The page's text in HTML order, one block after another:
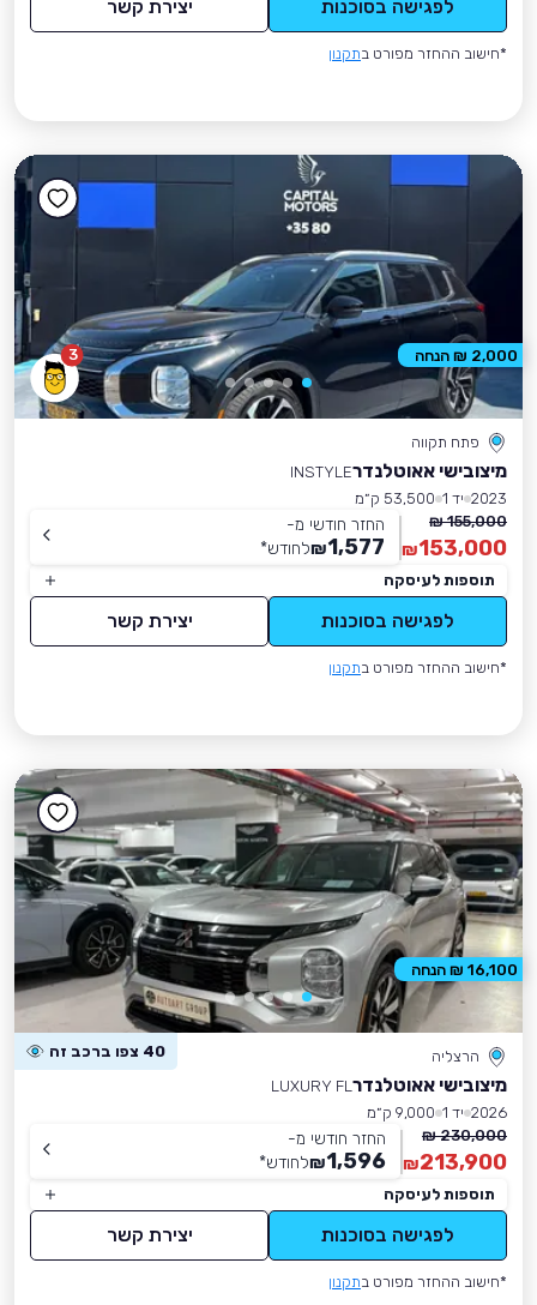
לפגישה בסוכנות יצירת קשר
*חישוב ההחזר מפורט בתקנון
3
פתח תקווה
מיצובישי אאוטלנדרINSTYLE
2023 יד 1
53,500 ק״מ
155,000 ₪
153,000
₪
החזר חודשי מ-
1,577
₪לחודש*
תוספות לעיסקה
לפגישה בסוכנות יצירת קשר
*חישוב ההחזר מפורט בתקנון
2,000 ₪ הנחה
הרצליה 40 צפו ברכב זה
מיצובישי אאוטלנדר LUXURY FL
2026 יד 1
9,000 ק״מ
230,000 ₪
213,900
₪
החזר חודשי מ-
1,596
₪לחודש*
תוספות לעיסקה
לפגישה בסוכנות יצירת קשר
*חישוב ההחזר מפורט בתקנון
16,100 ₪ הנחה